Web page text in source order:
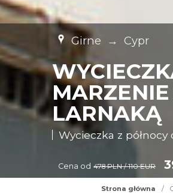
Girne → Cypr
LARNAKĄ
Wycieczka z
Cena od 478 PLN / 110 EUR
Strona główna /